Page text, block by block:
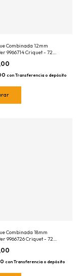
Combinada 12mm
9966714 Criquet - 72
con Transferencia o depósito
Combinada 18mm
9966726 Criquet - 72
con Transferencia o depósito